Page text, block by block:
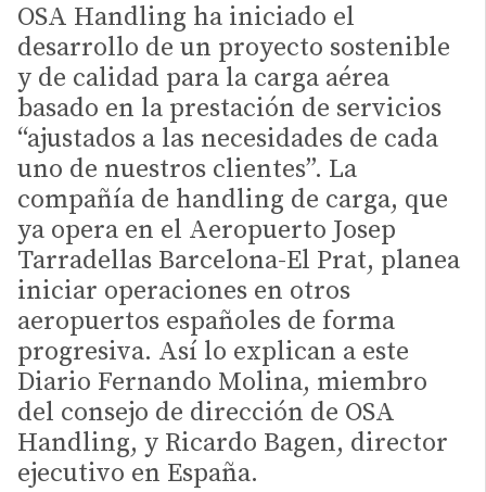
OSA Handling ha iniciado el
desarrollo de un proyecto sostenible
y de calidad para la carga aérea
basado en la prestación de servicios
“ajustados a las necesidades de cada
uno de nuestros clientes”. La
compañía de handling de carga, que
ya opera en el Aeropuerto Josep
Tarradellas Barcelona-El Prat, planea
iniciar operaciones en otros
aeropuertos españoles de forma
progresiva. Así lo explican a este
Diario Fernando Molina, miembro
del consejo de dirección de OSA
Handling, y Ricardo Bagen, director
ejecutivo en España.